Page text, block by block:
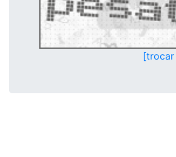
[trocar